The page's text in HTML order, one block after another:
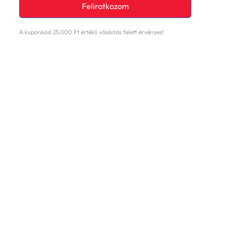
Feliratkozom
A kuponkód 25.000 Ft értékű vásárlás felett érvényes!